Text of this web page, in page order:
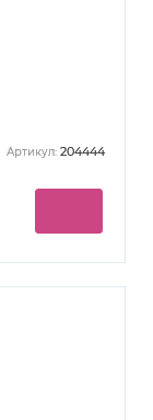
Артикул: 204444